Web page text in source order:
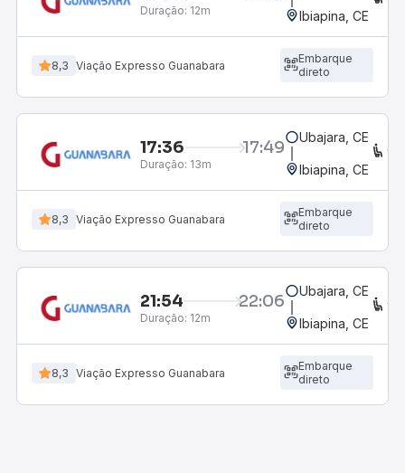
Duração: 12m Ibiapina, CE
8,3 Viação Expresso Guanabara
Embarque
direto
17:36 17:49
Duração: 13m
Ubajara, CE
Ibiapina, CE
8,3 Viação Expresso Guanabara
Embarque
direto
21:54 22:06
Duração: 12m
Ubajara, CE
Ibiapina, CE
8,3 Viação Expresso Guanabara
Embarque
direto